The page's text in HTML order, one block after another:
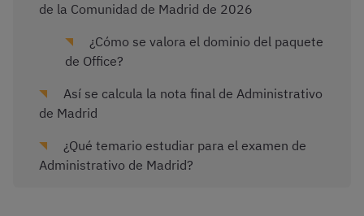
de la Comunidad de Madrid de 2026
¿Cómo se valora el dominio del paquete
de Office?
Así se calcula la nota final de Administrativo
de Madrid
¿Qué temario estudiar para el examen de
Administrativo de Madrid?